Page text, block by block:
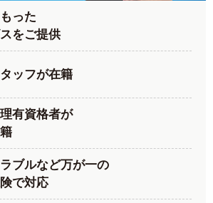
った
をご提供
ッフが在籍
有資格者が
ブルなど万が一の
で対応